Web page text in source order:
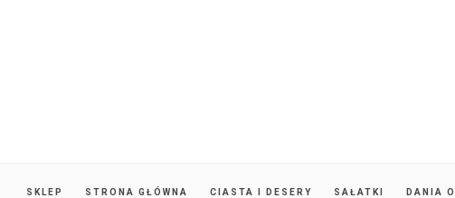
SKLEP STRONA GŁÓWNA CIASTA I DESERY SAŁATKI DANIA